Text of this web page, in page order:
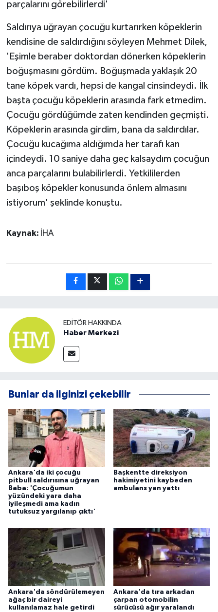
parçalarını görebilirlerdi'
Saldırıya uğrayan çocuğu kurtarırken köpeklerin
kendisine de saldırdığını söyleyen Mehmet Dilek,
'Eşimle beraber doktordan dönerken köpeklerin
boğuşmasını gördüm. Boğuşmada yaklaşık 20
tane köpek vardı, hepsi de kangal cinsindeydi. İlk
başta çocuğu köpeklerin arasında fark etmedim.
Çocuğu gördüğümde zaten kendinden geçmişti.
Köpeklerin arasında girdim, bana da saldırdılar.
Çocuğu kucağıma aldığımda her tarafı kan
içindeydi. 10 saniye daha geç kalsaydım çocuğun
anca parçalarını bulabilirlerdi. Yetkililerden
başıboş köpekler konusunda önlem almasını
istiyorum' şeklinde konuştu.
Kaynak: İHA
EDITÖR HAKKINDA
Haber Merkezi
Bunlar da ilginizi çekebilir
Ankara'da iki çocuğu
pitbull saldırısına uğrayan
Baba: 'Çocuğumun
yüzündeki yara daha
iyileşmedi ama kadın
tutuksuz yargılanıp çıktı'
Başkentte direksiyon
hakimiyetini kaybeden
ambulans yan yattı
Ankara'da söndürülemeyen
ağaç bir daireyi
kullanılamaz hale getirdi
Ankara'da tıra arkadan
çarpan otomobilin
sürücüsü ağır yaralandı